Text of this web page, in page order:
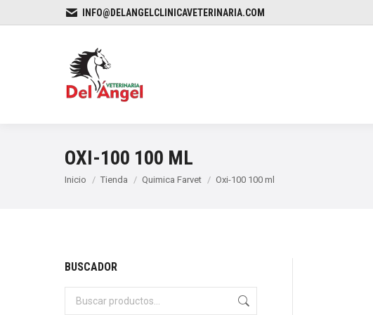
INFO@DELANGELCLINICAVETERINARIA.COM
OXI-100 100 ML
Estás aquí:
Inicio Tienda Quimica Farvet Oxi-100 100 ml
BUSCADOR